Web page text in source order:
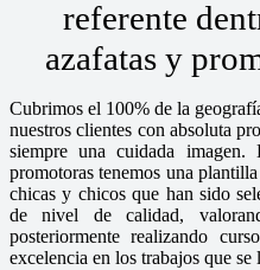
referente
azafatas y
Cubrimos el 100% de la
nuestros clientes con absoluta
siempre una cuidada imagen.
promotoras tenemos una
chicas y chicos que han sido
de nivel de calidad,
posteriormente realizando
excelencia en los trabajos que se